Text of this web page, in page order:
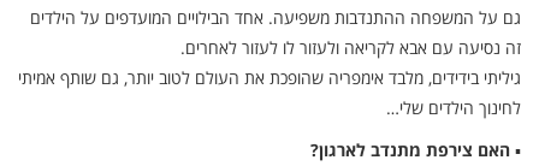
גם על המשפחה ההתנדבות משפיעה. אחד הבילויים המועדפים על הילדים
זה נסיעה עם אבא לקריאה ולעזור לו לעזור לאחרים.
גיליתי בידידים, מלבד אימפריה שהופכת את העולם לטוב יותר, גם שותף אמיתי
לחינוך הילדים שלי…
▪ האם צירפת מתנדב לארגון?